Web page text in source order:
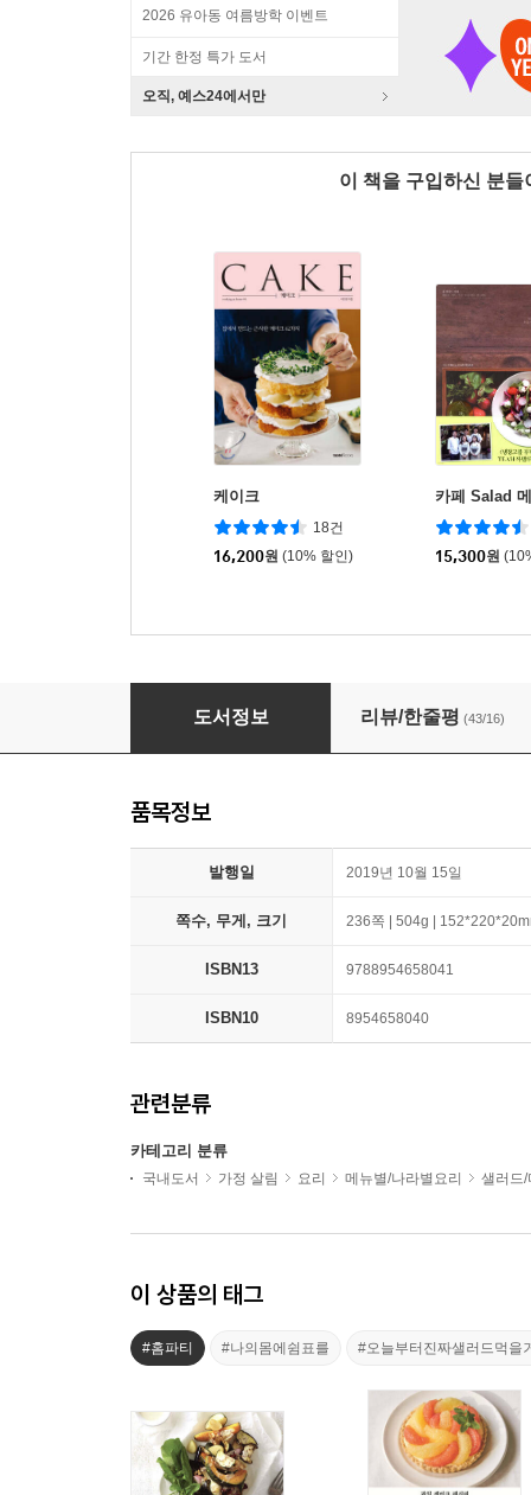
2026 유아동 여름방학 이벤트
기간 한정 특가 도서
오직, 예스24에서만
이 책을 구입하신 분
케이크
18건
16,200원 (10% 할인)
카페 Salad
15,300원
도서정보 리뷰/한줄평 (43/16)
품목정보
발행일 2019년 10월 15일
쪽수, 무게, 크기 236쪽 | 504g |
ISBN13 9788954658041
ISBN10 8954658040
관련분류
카테고리 분류
국내도서 가정 살림 요리 메뉴별/나라별요리 샐러드/
이 상품의 태그
#홈파티 #나의몸에쉼표를 #오늘부터진짜샐러드먹을